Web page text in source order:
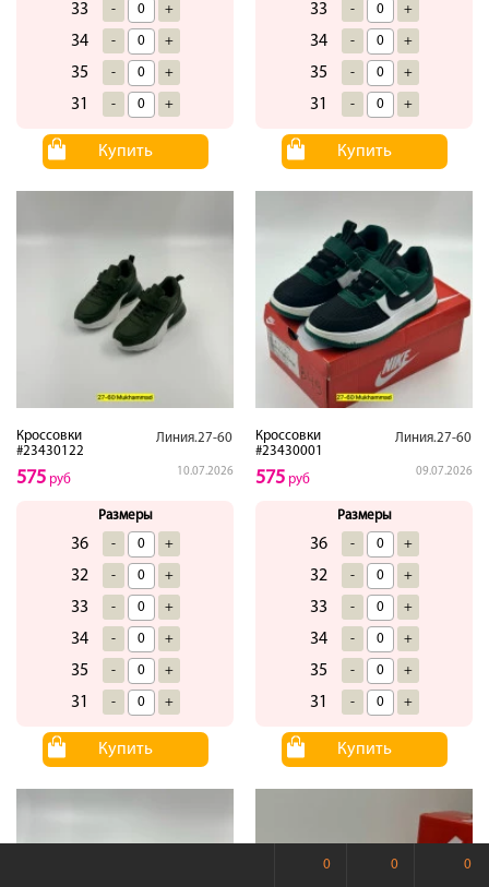
33 - +
34 - +
35 - +
31 - +
Купить
33 - +
34 - +
35 - +
31 - +
Купить
Кроссовки
#23430122
Линия.27-60
10.07.2026
575 руб
Размеры
36 - +
32 - +
33 - +
34 - +
35 - +
31 - +
Купить
Кроссовки
#23430001
Линия.27-60
09.07.2026
575 руб
Размеры
36 - +
32 - +
33 - +
34 - +
35 - +
31 - +
Купить
0 0 0